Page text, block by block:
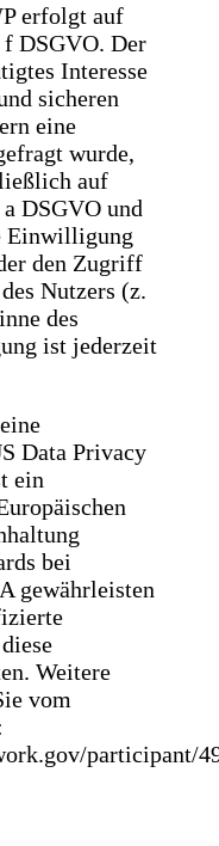
erfolgt auf
DSGVO. Der
Interesse
sicheren
eine
wurde,
auf
DSGVO und
Einwilligung
den Zugriff
Nutzers (z.
des
ist jederzeit
Data Privacy
ein
bei
gewährleisten
Weitere
vom
participant/